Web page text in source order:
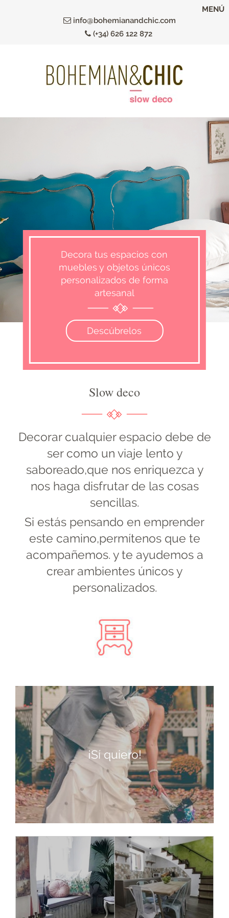
info@bohemianandchic.com
(+34) 626 122 872
MENÚ
Decora tus espacios con
muebles y objetos únicos
personalizados de forma
artesanal
Descúbrelos
Slow deco
Decorar cualquier espacio debe de
ser como un viaje lento y
saboreado,que nos enriquezca y
nos haga disfrutar de las cosas
sencillas.
Si estás pensando en emprender
este camino,permítenos que te
acompañemos. y te ayudemos a
crear ambientes únicos y
personalizados.
¡Sí quiero!